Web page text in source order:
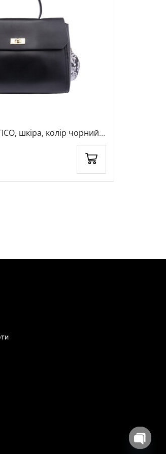
шкіра, колір чорний,